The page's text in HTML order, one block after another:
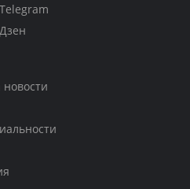
Telegram
Дзен